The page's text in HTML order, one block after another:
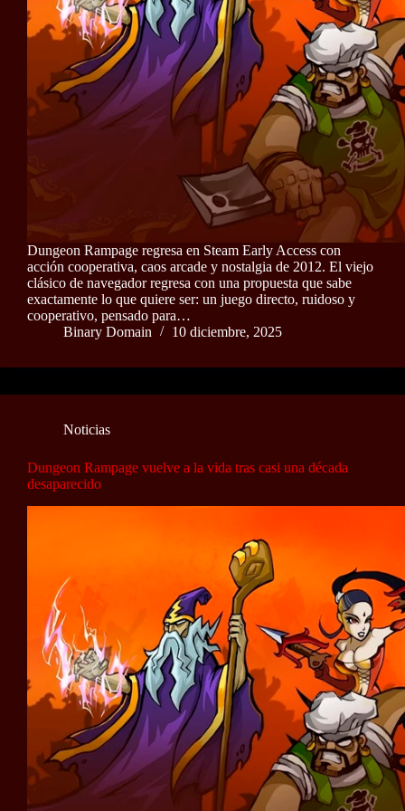
Dungeon Rampage regresa en Steam Early Access con
acción cooperativa, caos arcade y nostalgia de 2012. El viejo
clásico de navegador regresa con una propuesta que sabe
exactamente lo que quiere ser: un juego directo, ruidoso y
cooperativo, pensado para…
Binary Domain
10 diciembre, 2025
Noticias
Dungeon Rampage vuelve a la vida tras casi una década
desaparecido